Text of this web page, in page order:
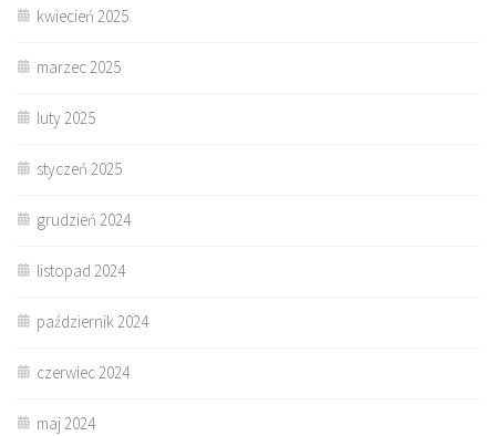
kwiecień 2025
marzec 2025
luty 2025
styczeń 2025
grudzień 2024
listopad 2024
październik 2024
czerwiec 2024
maj 2024